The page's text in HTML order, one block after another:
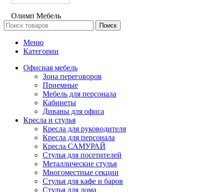
Олимп Мебель
Поиск
Меню
Категории
Офисная мебель
Зона переговоров
Приемные
Мебель для персонала
Кабинеты
Диваны для офиса
Кресла и стулья
Кресла для руководителя
Кресла для персонала
Кресла САМУРАЙ
Стулья для посетителей
Металлические стулья
Многоместные секции
Стулья для кафе и баров
Стулья для дома